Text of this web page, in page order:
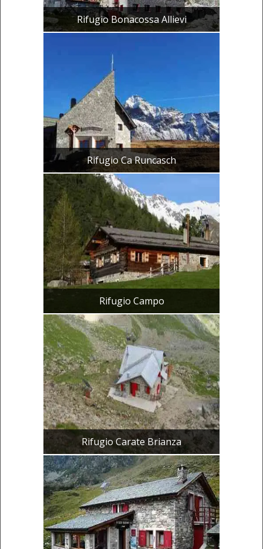
Rifugio Bonacossa Allievi
Rifugio Ca Runcasch
Rifugio Campo
Rifugio Carate Brianza